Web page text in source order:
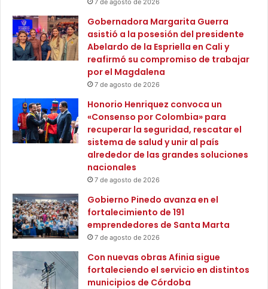
Asociación de Maestros Jubilados, El Hatillo y sectores
aledaños.
Circuito Manzanillo 1: De 8:40 a.m. a 5:00 p.m. Cartagena:
La Florida, anillo vial, hotel La Fecha, sector Pontezuela.
Circuitos Villa Estrella 1, 2, 3 y 4: De 10:00 a.m. a 5:00 p.m.
Cartagena: Barrios Nuevo Paraíso, Fredonia, Las
Palmeras, Olaya Herrera, Pozón, Villas de la Candelaria,
Doña Manuela, Aguas Prietas, Flor del Campo, La India,
Urbanización Colombiatón, Ciudadela Bicentenario y
sectores aledaños.
m
a
n
e
n
2
0
5
a
e
n
C
Gobernadora Margarita Guerra
asistió a la posesión del presidente
Abelardo de la Espriella en Cali y
reafirmó su compromiso de trabajar
por el Magdalena
7 de agosto de 2026
Honorio Henriquez convoca un
«Consenso por Colombia» para
recuperar la seguridad, rescatar el
sistema de salud y unir al país
alrededor de las grandes soluciones
nacionales
7 de agosto de 2026
Gobierno Pinedo avanza en el
fortalecimiento de 191
emprendedores de Santa Marta
7 de agosto de 2026
Con nuevas obras Afinia sigue
fortaleciendo el servicio en distintos
municipios de Córdoba